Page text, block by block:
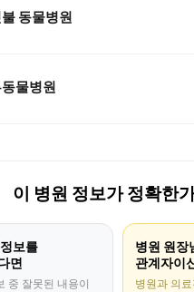
동물병원
물병원
이 병원 정보가 정확한
보를
면
중 잘못된 내용이
병원 원장
관계자이
병원과 의